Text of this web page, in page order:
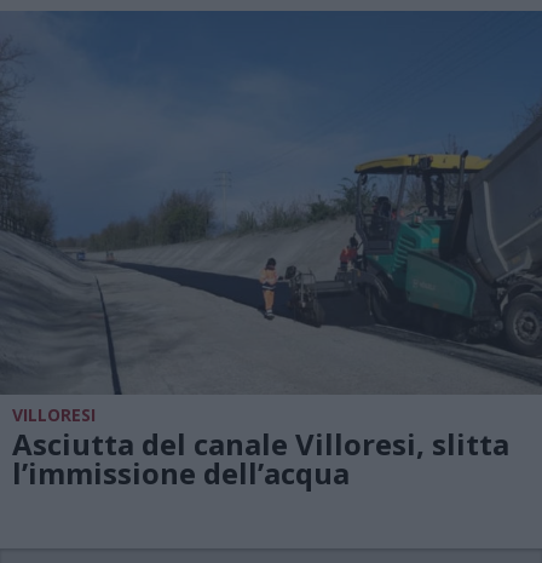
VILLORESI
Asciutta del canale Villoresi, slitta
l’immissione dell’acqua